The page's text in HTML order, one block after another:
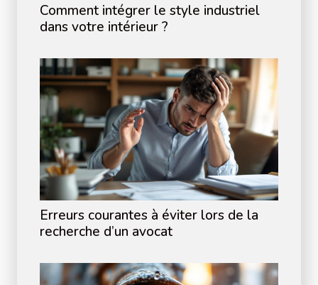
Comment intégrer le style industriel
dans votre intérieur ?
Erreurs courantes à éviter lors de la
recherche d’un avocat